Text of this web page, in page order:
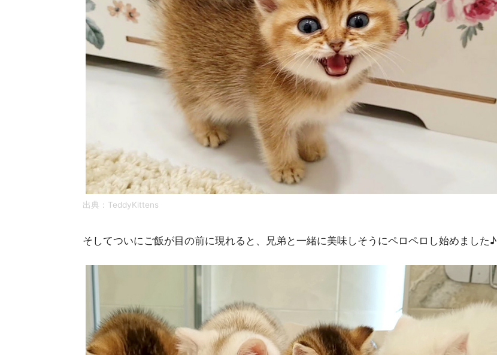
出典： TeddyKittens
そしてついにご飯が目の前に現れると、兄弟と一緒に美味しそうにペロペロし始めました♪